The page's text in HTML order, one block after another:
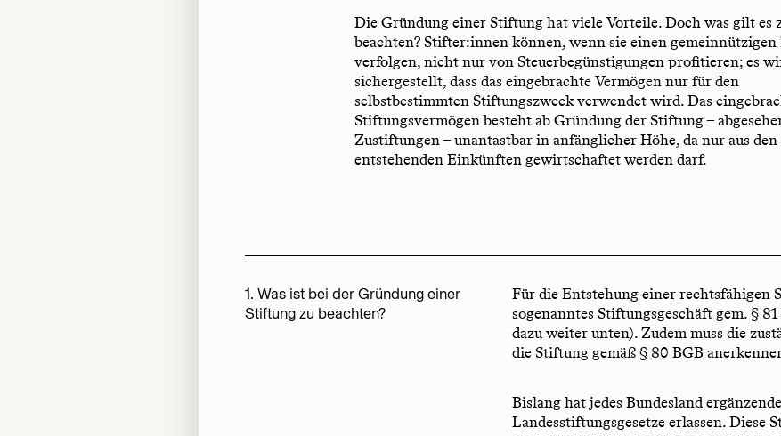
Die Gründung einer Stiftung hat viele Vorteile. Doch was gilt es
beachten? Stifter:innen können, wenn sie einen gemeinnützigen
verfolgen, nicht nur von Steuerbegünstigungen profitieren; es
sichergestellt, dass das eingebrachte Vermögen nur für den
selbstbestimmten Stiftungszweck verwendet wird. Das
Stiftungsvermögen besteht ab Gründung der Stiftung –
Zustiftungen – unantastbar in anfänglicher Höhe, da nur aus den
entstehenden Einkünften gewirtschaftet werden darf.
1. Was ist bei der Gründung einer
Stiftung zu beachten?
Für die Entstehung einer rechtsfähigen
sogenanntes Stiftungsgeschäft gem. §
dazu weiter unten). Zudem muss die
die Stiftung gemäß § 80 BGB
Bislang hat jedes Bundesland
Landesstiftungsgesetze erlassen. Diese